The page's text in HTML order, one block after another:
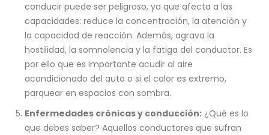
conducir puede ser peligroso, ya que afecta a las
capacidades: reduce la concentración, la atención y
la capacidad de reacción. Además, agrava la
hostilidad, la somnolencia y la fatiga del conductor. Es
por ello que es importante acudir al aire
acondicionado del auto o si el calor es extremo,
parquear en espacios con sombra.
Enfermedades crónicas y conducción:¿Qué es lo
que debes saber? Aquellos conductores que sufran